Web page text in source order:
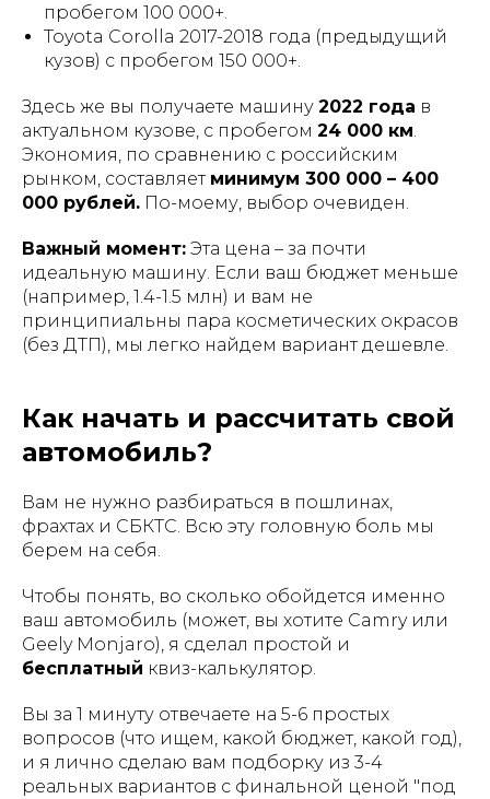
пробегом 100 000+.
Toyota Corolla 2017-2018 года (предыдущий
кузов) с пробегом 150 000+.
Здесь же вы получаете машину 2022 года в
актуальном кузове, с пробегом 24 000 км.
Экономия, по сравнению с российским
рынком, составляет минимум 300 000 – 400
000 рублей. По-моему, выбор очевиден.
Важный момент: Эта цена – за почти
идеальную машину. Если ваш бюджет меньше
(например, 1.4-1.5 млн) и вам не
принципиальны пара косметических окрасов
(без ДТП), мы легко найдем вариант дешевле.
Как начать и рассчитать свой
автомобиль?
Вам не нужно разбираться в пошлинах,
фрахтах и СБКТС. Всю эту головную боль мы
берем на себя.
Чтобы понять, во сколько обойдется именно
ваш автомобиль (может, вы хотите Camry или
Geely Monjaro), я сделал простой и
бесплатный квиз-калькулятор.
Вы за 1 минуту отвечаете на 5-6 простых
вопросов (что ищем, какой бюджет, какой год),
и я лично сделаю вам подборку из 3-4
реальных вариантов с финальной ценой "под